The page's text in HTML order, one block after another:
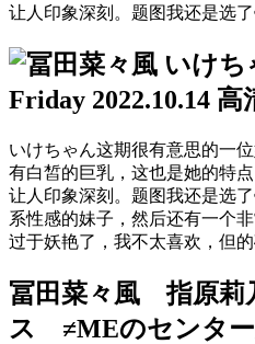
让人印象深刻。题图我还是选
いけちゃん这期很有意思的一
有白皙的巨乳，这也是她的特
让人印象深刻。题图我还是选
系性感的妹子，然后还有一个
过于妖艳了，我不太喜欢，但的
冨田菜々風 指原莉
ス ≠MEのセンタ